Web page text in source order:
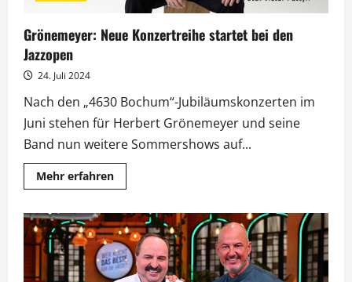
Grönemeyer: Neue Konzertreihe startet bei den
Jazzopen
24. Juli 2024
Nach den „4630 Bochum“-Jubiläumskonzerten im
Juni stehen für Herbert Grönemeyer und seine
Band nun weitere Sommershows auf...
Mehr erfahrenMehr
Informationen
Neue
Konzertreihe
startet
bei
den
Jazzopen